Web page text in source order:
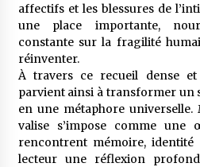
affectifs et les blessures de
une place importante,
constante sur la fragilité
réinventer.
À travers ce recueil dense et
parvient ainsi à transformer un
en une métaphore
valise s’impose comme une
rencontrent mémoire,
lecteur une réflexion